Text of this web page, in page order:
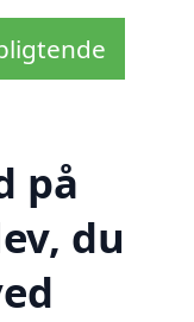
på
du